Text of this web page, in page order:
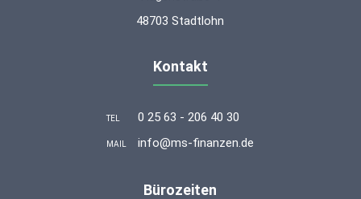
48703 Stadtlohn
Kontakt
TEL 0 25 63 - 206 40 30
MAIL info@ms-finanzen.de
Bürozeiten